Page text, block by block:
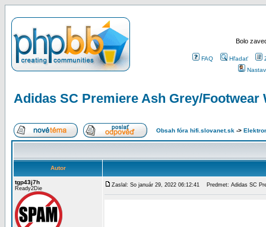
Bolo
FAQ Hľadať
Adidas SC Premiere Ash Grey/Footwear
Obsah fóra hifi.slovanet.sk ->
Autor
tgp43j7h
Ready2Die
Zaslal: So január 29, 2022 06:12:41 Predmet: Adidas SC